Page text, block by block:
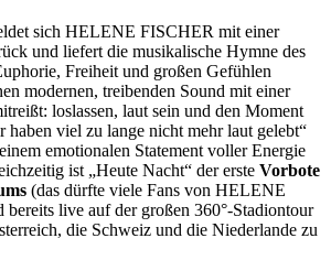
sich HELENE FISCHER mit einer
und liefert die musikalische Hymne des
Freiheit und großen Gefühlen
modernen, treibenden Sound mit einer
loslassen, laut sein und den Moment
viel zu lange nicht mehr laut gelebt“
emotionalen Statement voller Energie
ist „Heute Nacht“ der erste Vorbote
(das dürfte viele Fans von HELENE
bereits live auf der großen 360°-Stadiontour
die Schweiz und die Niederlande zu